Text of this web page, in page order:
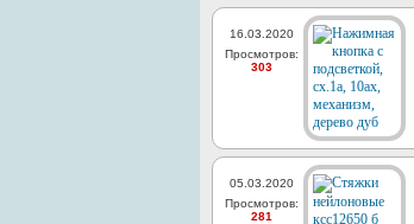
16.03.2020
Просмотров:
303
05.03.2020
Просмотров:
281